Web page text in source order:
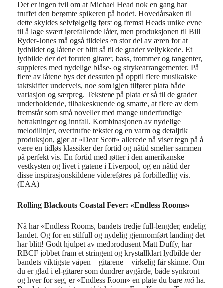
Det er ingen tvil om at Michael Head nok en gang har
truffet den berømte spikeren på hodet. Hovedårsaken til
dette skyldes selvfølgelig først og fremst Heads unike evne
til å lage svært iørefallende låter, men produksjonen til Bill
Ryder-Jones må også tildeles en stor del av æren for at
lydbildet og låtene er blitt så til de grader vellykkede. Et
lydbilde der det foruten gitarer, bass, trommer og tangenter,
suppleres med nydelige blåse- og strykearrangementer. På
flere av låtene bys det dessuten på opptil flere musikalske
taktskifter underveis, noe som igjen tilfører plata både
variasjon og særpreg. Tekstene på plata er så til de grader
underholdende, tilbakeskuende og smarte, at flere av dem
fremstår som små noveller med mange underfundige
betrakninger og innfall. Kombinasjonen av nydelige
melodilinjer, overtrufne tekster og en varm og detaljrik
produksjon, gjør at «Dear Scott» allerede nå viser tegn på å
være en tidløs klassiker der fortid og nåtid smelter sammen
på perfekt vis. En fortid med røtter i den amerikanske
vestkysten og livet i gatene i Liverpool, og en nåtid der
disse inspirasjonskildene videreføres på forbilledlig vis.
(EAA)
Rolling Blackouts Coastal Fever: «Endless Rooms»
Nå har «Endless Rooms, bandets tredje full-lengder, endelig
landet. Og for en stilfull og nydelig gjennomført landing det
har blitt! Godt hjulpet av medprodusent Matt Duffy, har
RBCF jobbet fram et stringent og krystallklart lydbilde der
bandets viktigste våpen – gitarene – virkelig får skinne. Om
du er glad i el-gitarer som dundrer avgårde, både synkront
og hver for seg, er «Endless Room» en plate du bare må ha.